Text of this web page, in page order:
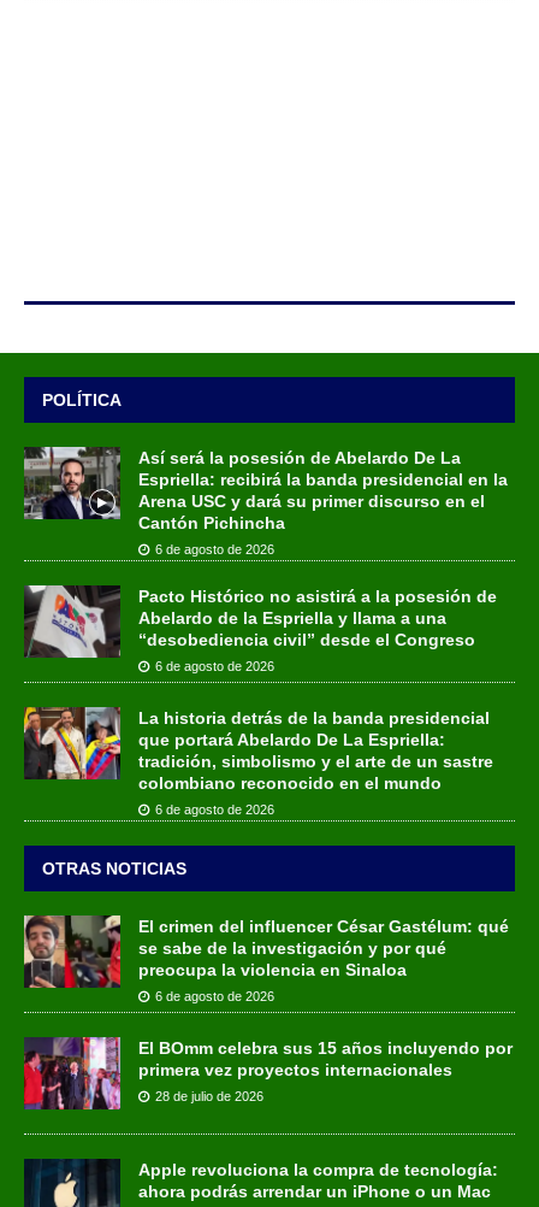
POLÍTICA
Así será la posesión de Abelardo De La
Espriella: recibirá la banda presidencial en la
Arena USC y dará su primer discurso en el
Cantón Pichincha
6 de agosto de 2026
Pacto Histórico no asistirá a la posesión de
Abelardo de la Espriella y llama a una
“desobediencia civil” desde el Congreso
6 de agosto de 2026
La historia detrás de la banda presidencial
que portará Abelardo De La Espriella:
tradición, simbolismo y el arte de un sastre
colombiano reconocido en el mundo
6 de agosto de 2026
OTRAS NOTICIAS
El crimen del influencer César Gastélum: qué
se sabe de la investigación y por qué
preocupa la violencia en Sinaloa
6 de agosto de 2026
El BOmm celebra sus 15 años incluyendo por
primera vez proyectos internacionales
28 de julio de 2026
Apple revoluciona la compra de tecnología:
ahora podrás arrendar un iPhone o un Mac